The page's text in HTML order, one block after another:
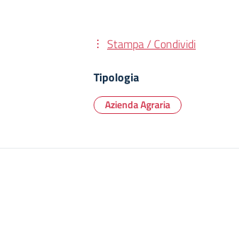
Stampa / Condividi
Tipologia
Azienda Agraria